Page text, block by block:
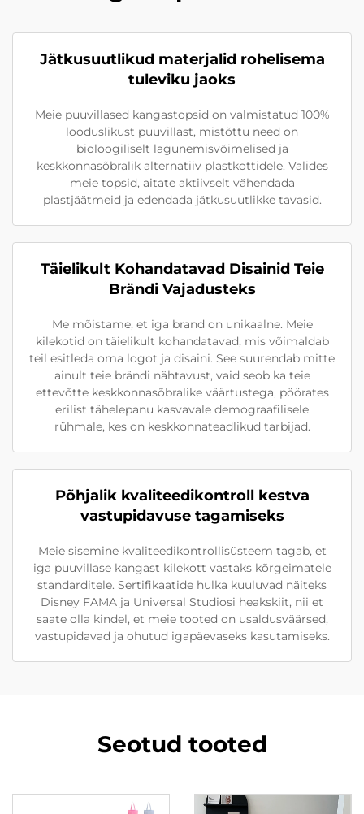
Jätkusuutlikud materjalid rohelisema
tuleviku jaoks
Meie puuvillased kangastopsid on valmistatud 100%
looduslikust puuvillast, mistõttu need on
bioloogiliselt lagunemisvõimelised ja
keskkonnasõbralik alternatiiv plastkottidele. Valides
meie topsid, aitate aktiivselt vähendada
plastjäätmeid ja edendada jätkusuutlikke tavasid.
Täielikult Kohandatavad Disainid Teie
Brändi Vajadusteks
Me mõistame, et iga brand on unikaalne. Meie
kilekotid on täielikult kohandatavad, mis võimaldab
teil esitleda oma logot ja disaini. See suurendab mitte
ainult teie brändi nähtavust, vaid seob ka teie
ettevõtte keskkonnasõbralike väärtustega, pöörates
erilist tähelepanu kasvavale demograafilisele
rühmale, kes on keskkonnateadlikud tarbijad.
Põhjalik kvaliteedikontroll kestva
vastupidavuse tagamiseks
Meie sisemine kvaliteedikontrollisüsteem tagab, et
iga puuvillase kangast kilekott vastaks kõrgeimatele
standarditele. Sertifikaatide hulka kuuluvad näiteks
Disney FAMA ja Universal Studiosi heakskiit, nii et
saate olla kindel, et meie tooted on usaldusväärsed,
vastupidavad ja ohutud igapäevaseks kasutamiseks.
Seotud tooted